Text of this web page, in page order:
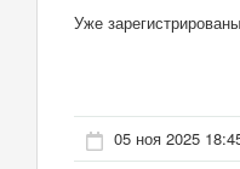
Уже
05 ноя 2025